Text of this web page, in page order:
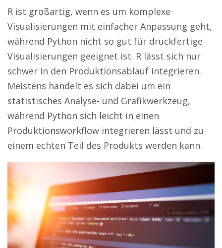
R ist großartig, wenn es um komplexe
Visualisierungen mit einfacher Anpassung geht,
während Python nicht so gut für druckfertige
Visualisierungen geeignet ist. R lässt sich nur
schwer in den Produktionsablauf integrieren.
Meistens handelt es sich dabei um ein
statistisches Analyse- und Grafikwerkzeug,
während Python sich leicht in einen
Produktionsworkflow integrieren lässt und zu
einem echten Teil des Produkts werden kann.